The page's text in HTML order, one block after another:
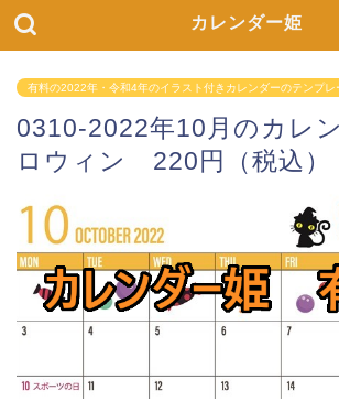
カレンダー姫
有料の2022年・令和4年のイラスト付きカレンダーのテンプレ
0310-2022年10月のカレ
ロウィン 220円（税込）